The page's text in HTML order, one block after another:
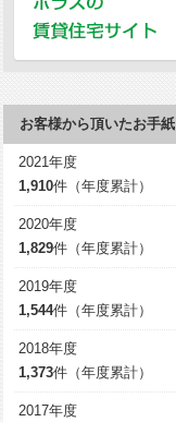
お客様から頂いたお手紙
2021年度
1,910件（年度累計）
2020年度
1,829件（年度累計）
2019年度
1,544件（年度累計）
2018年度
1,373件（年度累計）
2017年度